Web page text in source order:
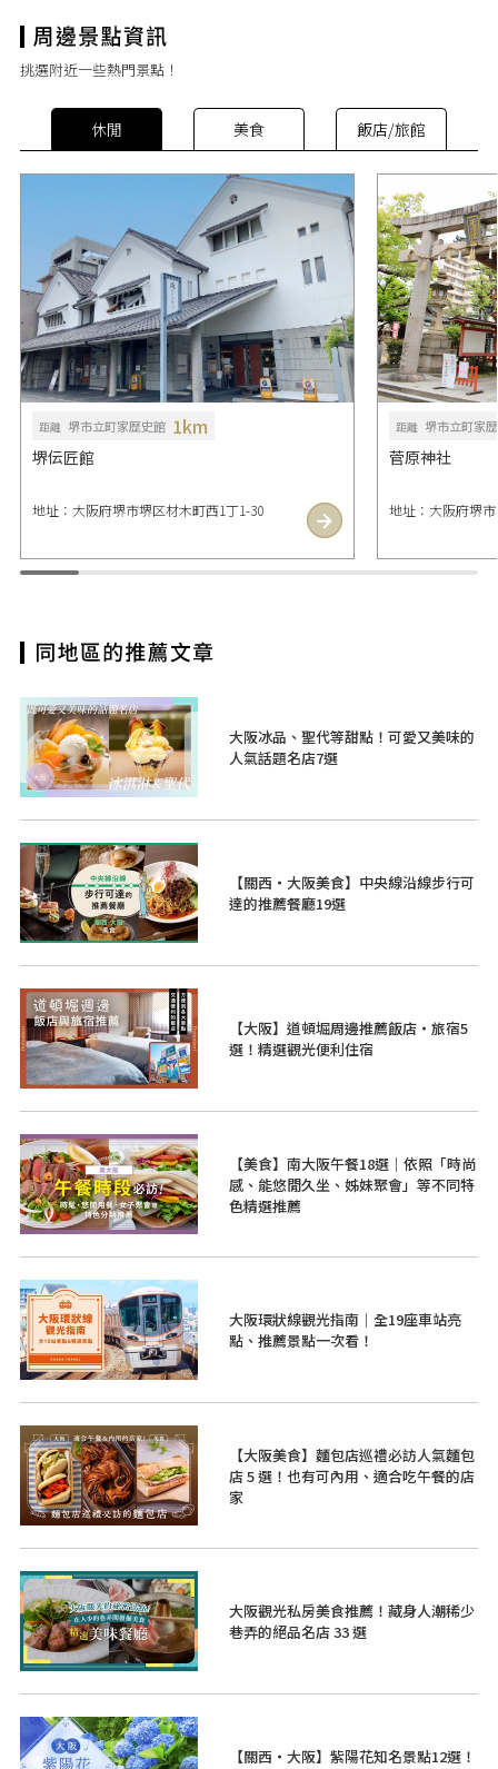
挑選附近一些熱門景點！
休閒 美食 飯店/旅館
距離 堺市立町家歴史館 1km
堺伝匠館
地址：大阪府堺市堺区材木町西1丁1-30
距離 堺市立町家
菅原神社
地址：大阪府堺
大阪冰品、聖代等甜點！可愛又美味的
人氣話題名店7選
【關西・大阪美食】中央線沿線步行可
達的推薦餐廳19選
【大阪】道頓堀周邊推薦飯店・旅宿5
選！精選觀光便利住宿
【美食】南大阪午餐18選｜依照「時尚
感、能悠閒久坐、姊妹聚會」等不同特
色精選推薦
大阪環狀線觀光指南｜全19座車站亮
點、推薦景點一次看！
【大阪美食】麵包店巡禮必訪人氣麵包
店 5 選！也有可內用、適合吃午餐的店
家
大阪觀光私房美食推薦！藏身人潮稀少
巷弄的絕品名店 33 選
【關西・大阪】紫陽花知名景點12選！